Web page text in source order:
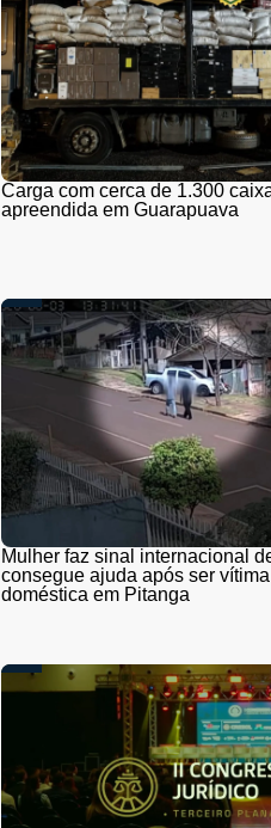
Carga com cerca de 1.300
apreendida em Guarapuava
Mulher faz sinal internacional
consegue ajuda após ser
doméstica em Pitanga